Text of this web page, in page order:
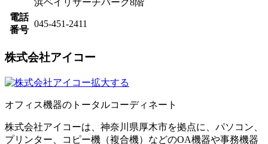
浜ベイリサーチパーク8階
電話
番号
045-451-2411
株式会社アイコー
拡大する
​オフィス機器のトータルコーディネート
株式会社アイコーは、神奈川県厚木市を拠点に、パソコン、
プリンター、コピー機（複合機）などのOA機器や事務機器